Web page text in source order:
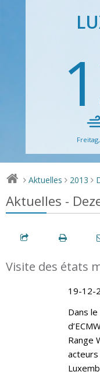
> Aktuelles > 2013 >
Aktuelles -
Visite des états
19-12-
Dans
Range
acteurs